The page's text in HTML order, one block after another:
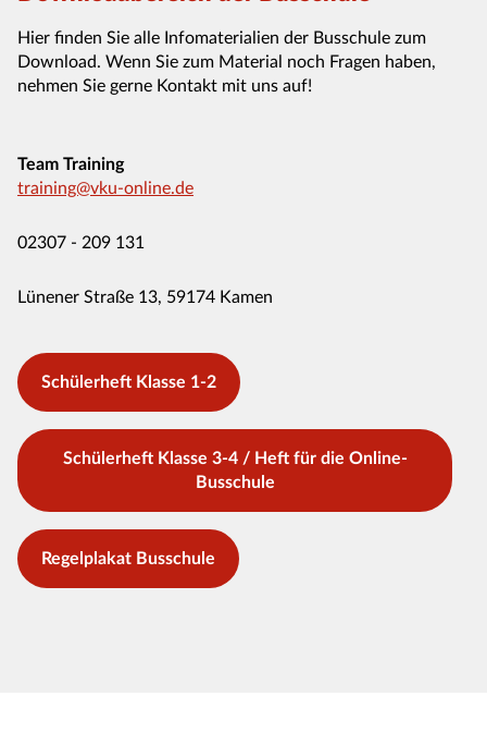
Hier finden Sie alle Infomaterialien der Busschule zum
Download. Wenn Sie zum Material noch Fragen haben,
nehmen Sie gerne Kontakt mit uns auf!
Team Training
training@vku-online.de
02307 - 209 131
Lünener Straße 13, 59174 Kamen
Schülerheft Klasse 1-2
Schülerheft Klasse 3-4 / Heft für die Online-
Busschule
Regelplakat Busschule